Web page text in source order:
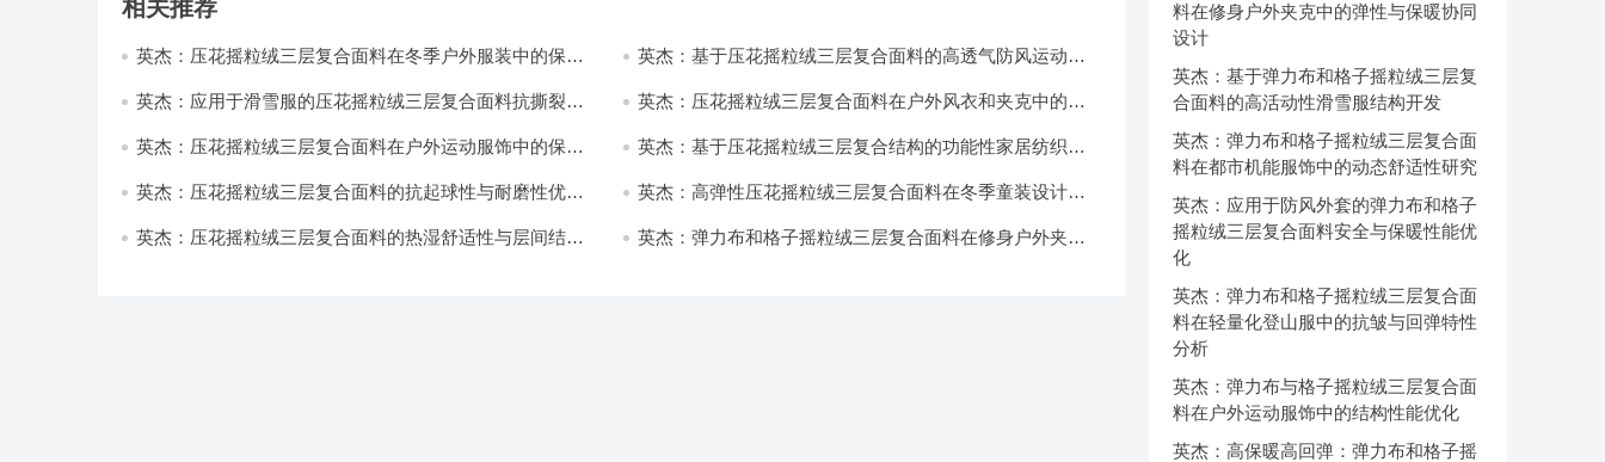
相关推荐
英杰：压花摇粒绒三层复合面料在冬季户外服装中的保暖
英杰：基于压花摇粒绒三层复合面料的高透气防风运动服
英杰：应用于滑雪服的压花摇粒绒三层复合面料抗撕裂与
英杰：压花摇粒绒三层复合面料在户外风衣和夹克中的应
英杰：压花摇粒绒三层复合面料在户外运动服饰中的保暖
英杰：基于压花摇粒绒三层复合结构的功能性家居纺织品
英杰：压花摇粒绒三层复合面料的抗起球性与耐磨性优化
英杰：高弹性压花摇粒绒三层复合面料在冬季童装设计中
英杰：压花摇粒绒三层复合面料的热湿舒适性与层间结合
英杰：弹力布和格子摇粒绒三层复合面料在修身户外夹克
料在修身户外夹克中的弹性与保暖协同
设计
英杰：基于弹力布和格子摇粒绒三层复
合面料的高活动性滑雪服结构开发
英杰：弹力布和格子摇粒绒三层复合面
料在都市机能服饰中的动态舒适性研究
英杰：应用于防风外套的弹力布和格子
摇粒绒三层复合面料安全与保暖性能优
化
英杰：弹力布和格子摇粒绒三层复合面
料在轻量化登山服中的抗皱与回弹特性
分析
英杰：弹力布与格子摇粒绒三层复合面
料在户外运动服饰中的结构性能优化
英杰：高保暖高回弹：弹力布和格子摇